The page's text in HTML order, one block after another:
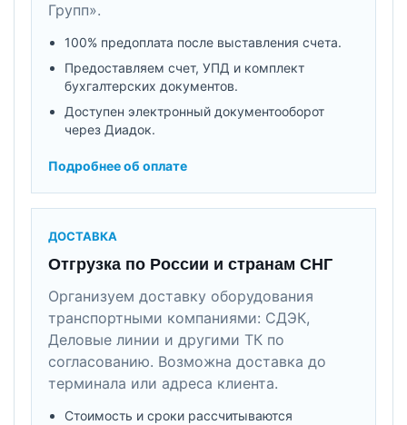
Групп».
100% предоплата после выставления счета.
Предоставляем счет, УПД и комплект
бухгалтерских документов.
Доступен электронный документооборот
через Диадок.
Подробнее об оплате
ДОСТАВКА
Отгрузка по России и странам СНГ
Организуем доставку оборудования
транспортными компаниями: СДЭК,
Деловые линии и другими ТК по
согласованию. Возможна доставка до
терминала или адреса клиента.
Стоимость и сроки рассчитываются